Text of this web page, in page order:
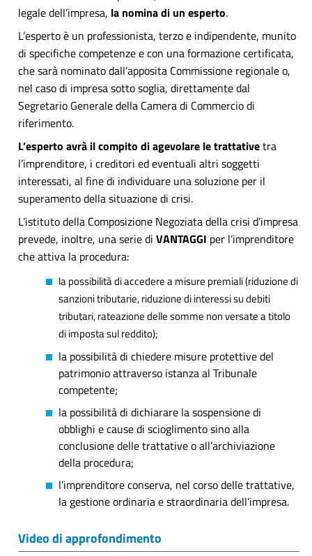
legale dell’impresa, la nomina di un esperto.
L’esperto è un professionista, terzo e indipendente, munito
di specifiche competenze e con una formazione certificata,
che sarà nominato dall’apposita Commissione regionale o,
nel caso di impresa sotto soglia, direttamente dal
Segretario Generale della Camera di Commercio di
riferimento.
L’esperto avrà il compito di agevolare le trattativetra
l’imprenditore, i creditori ed eventuali altri soggetti
interessati, al fine di individuare una soluzione per il
superamento della situazione di crisi.
L’istituto della Composizione Negoziata della crisi d’impresa
prevede, inoltre, una serie di VANTAGGI per l’imprenditore
che attiva la procedura:
la possibilità di accedere a misure premiali (riduzione di
sanzioni tributarie, riduzione di interessi su debiti
tributari, rateazione delle somme non versate a titolo
di imposta sul reddito);
la possibilità di chiedere misure protettive del
patrimonio attraverso istanza al Tribunale
competente;
la possibilità di dichiarare la sospensione di
obblighi e cause di scioglimento sino alla
conclusione delle trattative o all’archiviazione
della procedura;
l’imprenditore conserva, nel corso delle trattative,
la gestione ordinaria e straordinaria dell’impresa.
Video di approfondimento